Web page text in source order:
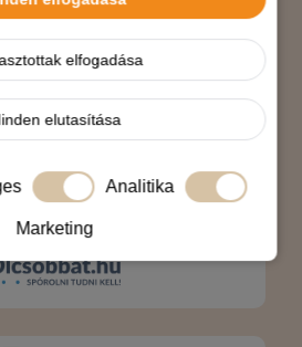
elfogadása
elutasítása
Analitika
Marketing
Árukereső.hu